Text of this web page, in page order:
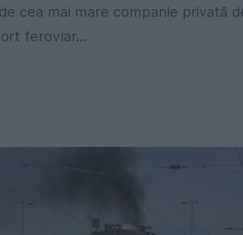
cea mai mare companie privată
feroviar...